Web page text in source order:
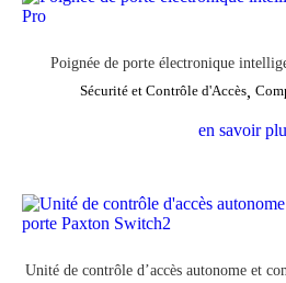
Poignée de porte électronique
Sécurité et Contrôle d'Accès,
en savoir
Unité de contrôle d’accès autonome et